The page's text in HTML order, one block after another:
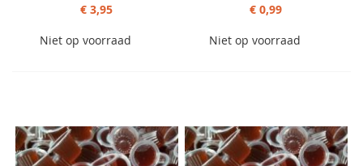
€ 3,95
Niet op voorraad
€ 0,99
Niet op voorraad